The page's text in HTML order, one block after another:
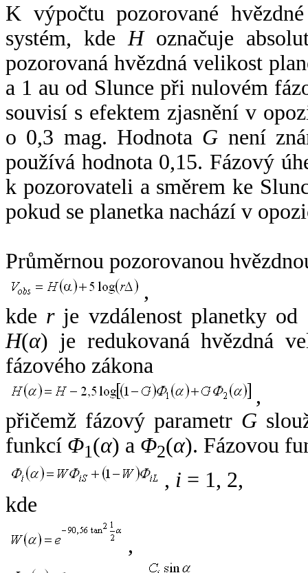
K výpočtu pozorované
systém, kde Hoznačuje
pozorovaná hvězdná velikost
a 1 au od Slunce při nulovém
souvisí s efektem zjasnění v
o 0,3 mag. Hodnota G není
používá hodnota 0,15. Fázový
k pozorovateli a směrem ke
pokud se planetka nachází v
Průměrnou pozorovanou
,
kde rje vzdálenost planetky od
H(α) je redukovaná hvězdná
fázového zákona
,
přičemž fázový parametr G
funkcí Φ1(α) a Φ2(α). Fázovou
, i = 1, 2,
kde
,